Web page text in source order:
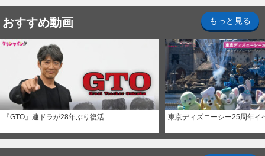
おすすめ動画 もっと見る
『GTO』連ドラが28年ぶり復活 東京ディズニーシー25周年イ